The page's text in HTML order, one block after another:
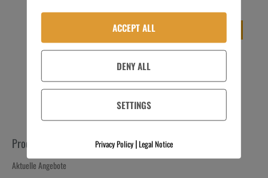
Produkt-Kategorien
Aktuelle Angebote
IN DEN WARENKORB
Kostenloser Versand
ACCEPT ALL
DENY ALL
SETTINGS
Privacy Policy|Legal Notice